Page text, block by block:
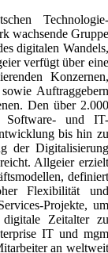
Technologie-
wachsende Gruppe
digitalen Wandels,
verfügt über eine
Konzernen,
Auftraggebern
Den über 2.000
Software- und IT-
bis hin zu
der Digitalisierung
Allgeier erzielt
definiert
Flexibilität und
Projekte, um
Zeitalter zu
IT und mgm
an weltweit